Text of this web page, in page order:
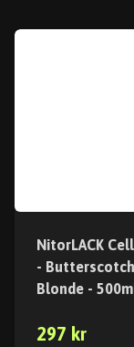
NitorLACK
- Butterscotch
Blonde -
297 kr